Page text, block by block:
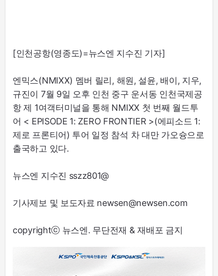
[인천공항(영종도)=뉴스엔 지수진 기자]
엔믹스(NMIXX) 멤버 릴리, 해원, 설윤, 배이, 지우,
규진이 7월 9일 오후 인천 중구 운서동 인천국제공
항 제 1여객터미널을 통해 NMIXX 첫 번째 월드투
어 < EPISODE 1: ZERO FRONTIER >(에피소드 1:
제로 프론티어) 투어 일정 참석 차 대만 가오슝으로
출국하고 있다.
뉴스엔 지수진 sszz801@
기사제보 및 보도자료 newsen@newsen.com
copyrightⓒ 뉴스엔. 무단전재 & 재배포 금지